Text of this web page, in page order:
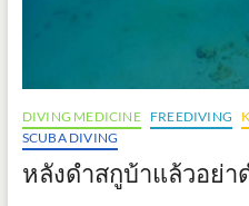
DIVING MEDICINE FREEDIVING
SCUBA DIVING
หลังดำสกูบ้าแล้วอย่า